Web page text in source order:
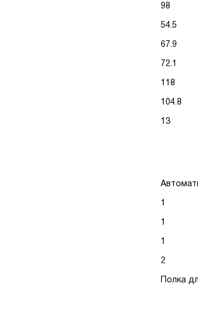
98
54.5
67.9
72.1
118
104.8
13
1
1
1
2
Полка